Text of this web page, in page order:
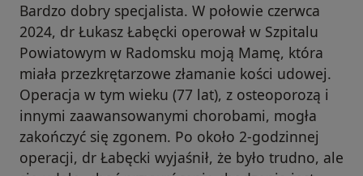
Bardzo dobry specjalista. W połowie czerwca
2024, dr Łukasz Łabęcki operował w Szpitalu
Powiatowym w Radomsku moją Mamę, która
miała przezkrętarzowe złamanie kości udowej.
Operacja w tym wieku (77 lat), z osteoporozą i
innymi zaawansowanymi chorobami, mogła
zakończyć się zgonem. Po około 2-godzinnej
operacji, dr Łabęcki wyjaśnił, że było trudno, ale